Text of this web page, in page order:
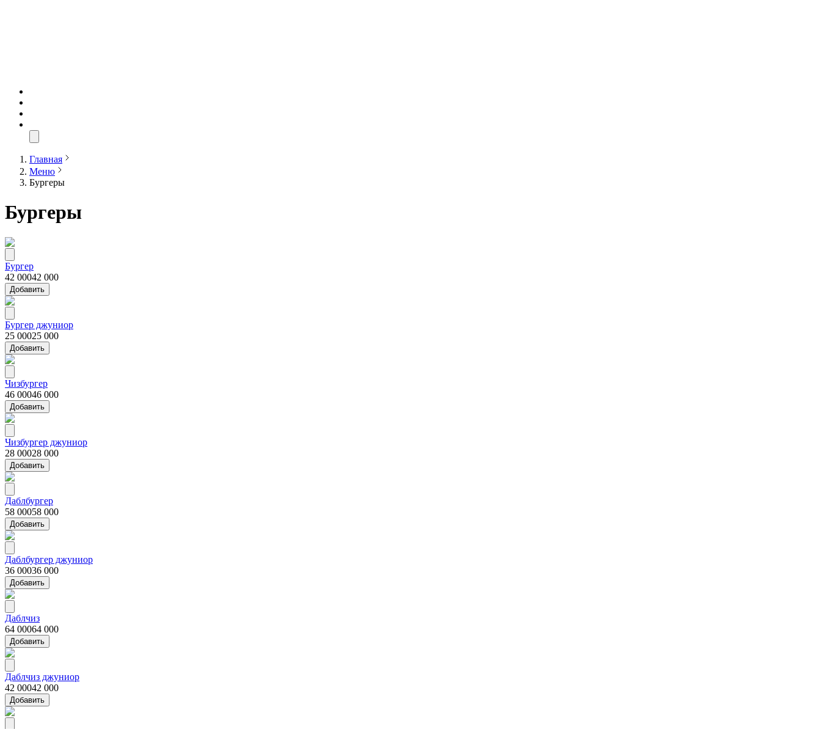
Главная
Меню
Бургеры
Бургеры
Бургер
42 00042 000
Добавить
Бургер джуниор
25 00025 000
Добавить
Чизбургер
46 00046 000
Добавить
Чизбургер джуниор
28 00028 000
Добавить
Даблбургер
58 00058 000
Добавить
Даблбургер джуниор
36 00036 000
Добавить
Даблчиз
64 00064 000
Добавить
Даблчиз джуниор
42 00042 000
Добавить